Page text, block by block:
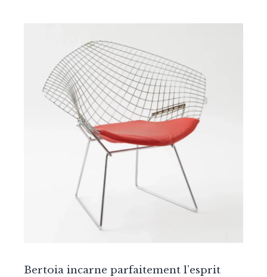
Bertoia incarne parfaitement l’esprit